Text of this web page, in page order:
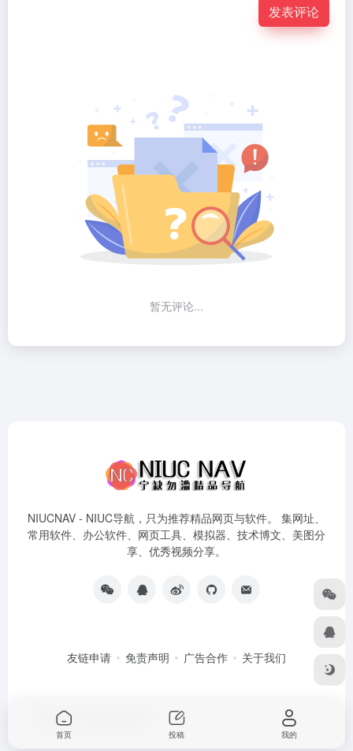
发表评论
暂无评论...
NIUCNAV - NIUC导航，只为推荐精品网页与软件。 集网址、
常用软件、办公软件、网页工具、模拟器、技术博文、美图分
享、优秀视频分享。
友链申请 免责声明 广告合作 关于我们
Copyright © 2026
首页 投稿 我的